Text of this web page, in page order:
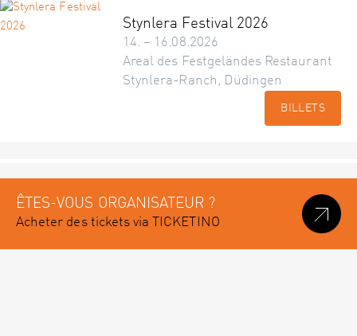
Stynlera Festival 2026
14. – 16.08.2026
Areal des Festgeländes Restaurant
Stynlera-Ranch, Düdingen
BILLETS
ÊTES-VOUS ORGANISATEUR ?
Acheter des tickets via TICKETINO